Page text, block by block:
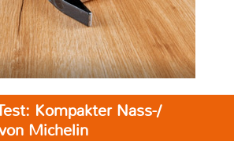
Kompakter Nass-/
Michelin